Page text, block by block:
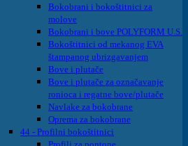
Bokobrani i bokoštitnici za
molove
Bokobrani i bove POLYFORM U.S.
Bokoštitnici od mekanog EVA
štampanog ubrizgavanjem
Bove i plutače
Bove i plutače za označavanje
ronioca i regatne bove/plutače
Navlake za bokobrane
Oprema za bokobrane
44 - Profilni bokoštitnici